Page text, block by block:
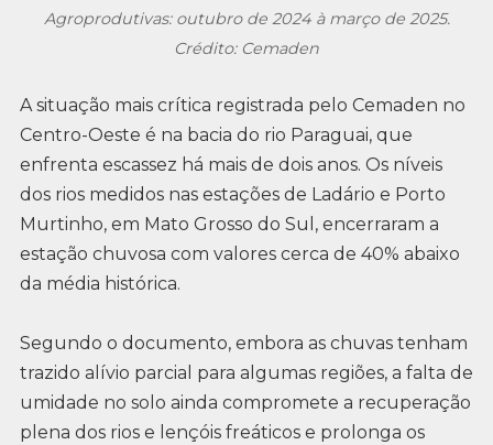
Agroprodutivas: outubro de 2024 à março de 2025.
Crédito: Cemaden
A situação mais crítica registrada pelo Cemaden no
Centro-Oeste é na bacia do rio Paraguai, que
enfrenta escassez há mais de dois anos. Os níveis
dos rios medidos nas estações de Ladário e Porto
Murtinho, em Mato Grosso do Sul, encerraram a
estação chuvosa com valores cerca de 40% abaixo
da média histórica.
Segundo o documento, embora as chuvas tenham
trazido alívio parcial para algumas regiões, a falta de
umidade no solo ainda compromete a recuperação
plena dos rios e lençóis freáticos e prolonga os